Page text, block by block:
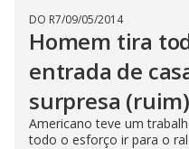
DO R7/09/05/2014
Homem tira
entrada de
surpresa
Americano teve um
todo o esforço ir para o